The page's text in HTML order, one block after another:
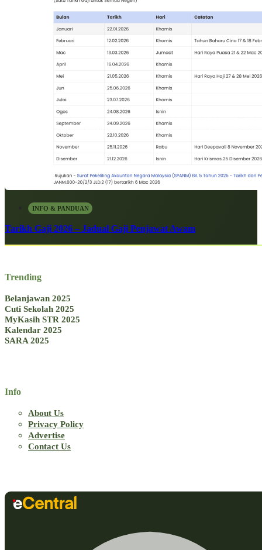
INFO & PANDUAN
Tarikh Gaji 2026 – Jadual Gaji Penjawat Awam
Trending
Belanjawan 2025
Cuti Sekolah 2025
MyKasih STR 2025
Kalendar 2025
SARA 2025
Info
About Us
Privacy Policy
Advertise
Contact Us